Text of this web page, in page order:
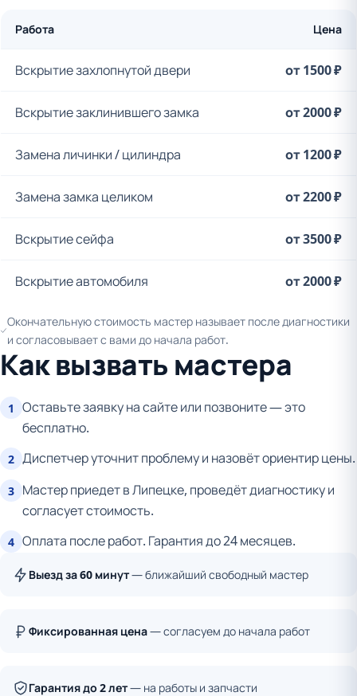
Работа Цена
Вскрытие захлопнутой двери от 1500 ₽
Вскрытие заклинившего замка от 2000 ₽
Замена личинки / цилиндра от 1200 ₽
Замена замка целиком от 2200 ₽
Вскрытие сейфа от 3500 ₽
Вскрытие автомобиля от 2000 ₽
Окончательную стоимость мастер называет после диагностики
и согласовывает с вами до начала работ.
Как вызвать мастера
1
Оставьте заявку на сайте или позвоните — это
бесплатно.
2 Диспетчер уточнит проблему и назовёт ориентир цены.
3 Мастер приедет в Липецке, проведёт диагностику и
согласует стоимость.
4 Оплата после работ. Гарантия до 24 месяцев.
Выезд за 60 минут— ближайший свободный мастер
Фиксированная цена— согласуем до начала работ
Гарантия до 2 лет— на работы и запчасти